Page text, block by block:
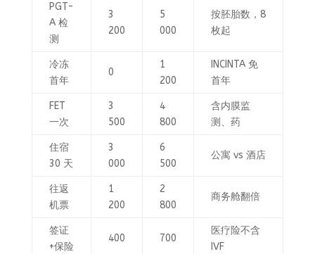
PGT-
A 检
测
3
200
5
000
按胚胎数，8
枚起
冷冻
首年
0
1
200
INCINTA 免
首年
FET
一次
3
500
4
800
含内膜监
测、药
住宿
30 天
3
000
6
500
公寓 vs 酒店
往返
机票
1
200
2
800
商务舱翻倍
签证
+保险
400 700
医疗险不含
IVF